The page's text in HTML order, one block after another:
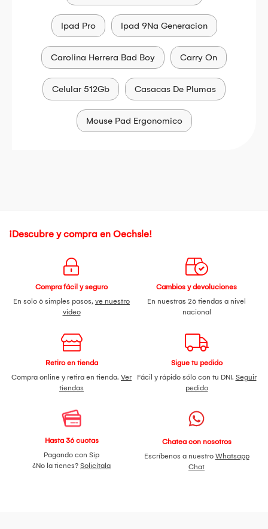
Ipad Pro Ipad 9Na Generacion
Carolina Herrera Bad Boy Carry On
Celular 512Gb Casacas De Plumas
Mouse Pad Ergonomico
¡Descubre y compra en Oechsle!
Compra fácil y seguro
En solo 6 simples pasos, ve nuestro
video
Cambios y devoluciones
En nuestras 26 tiendas a nivel
nacional
Retiro en tienda
Compra online y retira en tienda. Ver
tiendas
Sigue tu pedido
Fácil y rápido sólo con tu DNI. Seguir
pedido
Hasta 36 cuotas
Pagando con Sip
¿No la tienes? Solicítala
Chatea con nosotros
Escríbenos a nuestro Whatsapp
Chat